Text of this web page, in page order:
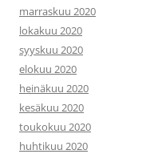
marraskuu 2020
lokakuu 2020
syyskuu 2020
elokuu 2020
heinäkuu 2020
kesäkuu 2020
toukokuu 2020
huhtikuu 2020